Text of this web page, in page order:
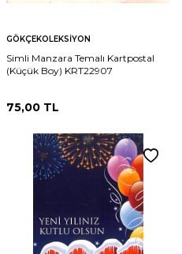
GÖKÇEKOLEKSIYON
Simli Manzara Temalı Kartpostal
(Küçük Boy) KRT22907
75,00 TL